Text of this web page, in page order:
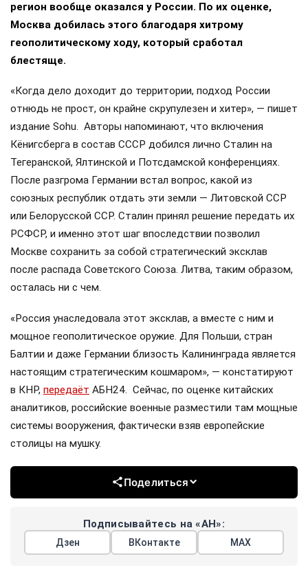
регион вообще оказался у России. По их оценке,
Москва добилась этого благодаря хитрому
геополитическому ходу, который сработал
блестяще.
«Когда дело доходит до территории, подход России
отнюдь не прост, он крайне скрупулезен и хитер», — пишет
издание Sohu. Авторы напоминают, что включения
Кёнигсберга в состав СССР добился лично Сталин на
Тегеранской, Ялтинской и Потсдамской конференциях.
После разгрома Германии встал вопрос, какой из
союзных республик отдать эти земли — Литовской ССР
или Белорусской ССР. Сталин принял решение передать их
РСФСР, и именно этот шаг впоследствии позволил
Москве сохранить за собой стратегический эксклав
после распада Советского Союза. Литва, таким образом,
осталась ни с чем.
«Россия унаследовала этот эксклав, а вместе с ним и
мощное геополитическое оружие. Для Польши, стран
Балтии и даже Германии близость Калининграда является
настоящим стратегическим кошмаром», — констатируют
в КНР, передаёт АБН24. Сейчас, по оценке китайских
аналитиков, российские военные разместили там мощные
системы вооружения, фактически взяв европейские
столицы на мушку.
Поделиться
Подписывайтесь на «АН»:
Дзен ВКонтакте МАХ